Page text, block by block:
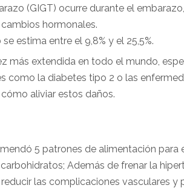
(GIGT) ocurre durante el
hormonales.
estima entre el 9,8% y el 25,5%.
más extendida en todo el mundo,
como la diabetes tipo 2 o las
aliviar estos daños.
5 patrones de alimentación
Además de frenar la
las complicaciones vasculares y